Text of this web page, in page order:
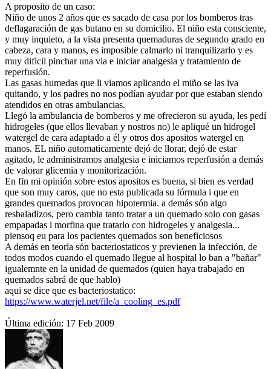
A proposito de un caso:
Niño de unos 2 años que es sacado de casa por los bomberos tras
deflagaración de gas butano en su domicilio. El niño esta consciente,
y muy inquieto, a la vista presenta quemaduras de segundo grado en
cabeza, cara y manos, es imposible calmarlo ni tranquilizarlo y es
muy dificil pinchar una via e iniciar analgesia y tratamiento de
reperfusión.
Las gasas humedas que li viamos aplicando el miño se las iva
quitando, y los padres no nos podían ayudar por que estaban siendo
atendidos en otras ambulancias.
Llegó la ambulancia de bomberos y me ofrecieron su ayuda, les pedí
hidrogeles (que ellos llevaban y nostros no) le apliqué un hidrogel
watergel de cara adaptado a él y otros dos apositos watergel en
manos. EL niño automaticamente dejó de llorar, dejó de estar
agitado, le administramos analgesia e iniciamos reperfusión a demás
de valorar glicemia y monitorización.
En fin mi opinión sobre estos apositos es buena, si bien es verdad
que son muy caros, que no esta publicada su fórmula i que en
grandes quemados provocan hipotermia. a demás són algo
resbaladizos, pero cambia tanto tratar a un quemado solo con gasas
empapadas i morfina que tratarlo con hidrogeles y analgesia...
piensoq eu para los pacientes quemados son beneficiosos
A demás en teoría són bacteriostaticos y previenen la infección, de
todos modos cuando el quemado llegue al hospital lo ban a "bañar"
igualemnte en la unidad de quemados (quien haya trabajado en
quemados sabrá de que hablo)
aqui se dice que es bacteriostatico:
https://www.waterjel.net/file/a_cooling_es.pdf
Última edición: 17 Feb 2009